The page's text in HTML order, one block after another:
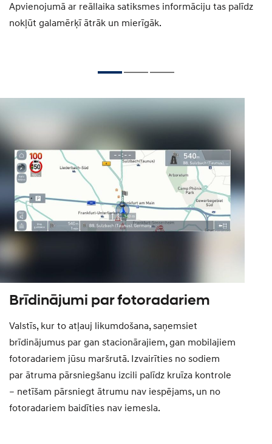
Apvienojumā ar reāllaika satiksmes informāciju tas palīdz
nokļūt galamērķī ātrāk un mierīgāk.
Brīdinājumi par fotoradariem
Valstīs, kur to atļauj likumdošana, saņemsiet
brīdinājumus par gan stacionārajiem, gan mobilajiem
fotoradariem jūsu maršrutā. Izvairīties no sodiem
par ātruma pārsniegšanu izcili palīdz kruīza kontrole
– netīšam pārsniegt ātrumu nav iespējams, un no
fotoradariem baidīties nav iemesla.